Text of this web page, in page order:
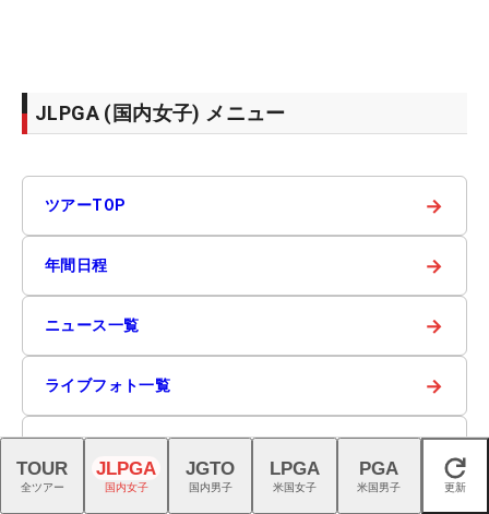
JLPGA (国内女子) メニュー
ツアーTOP →
年間日程 →
ニュース一覧 →
ライブフォト一覧 →
ツアー登録選手 →
閉じる
TOUR
全ツアー
JLPGA
国内女子
JGTO
国内男子
LPGA
米国女子
PGA
米国男子 更新